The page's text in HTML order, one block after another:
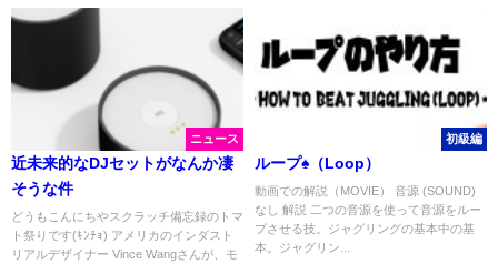
ニュース
近未来的なDJセットがなんか凄
そうな件
どうもこんにちやスクラッチ備忘録のトマ
ト祭りです(ｷﾝﾁｮ) アメリカのインダスト
リアルデザイナー Vince Wangさんが、モ
初級編
ループ♠️（Loop）
動画での解説（MOVIE） 音源 (SOUND)
なし 解説 二つの音源を使って音源をルー
プさせる技。ジャグリングの基本中の基
本。ジャグリン...